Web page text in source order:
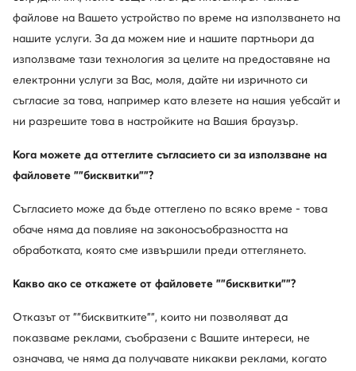
Нови
Sprandi
31,99 €
още 25% Код: SUMMER
Нови
BOSS
209,99€
файлове на Вашето устройство по време на използването на
нашите услуги. За да можем ние и нашите партньори да
използваме тази технология за целите на предоставяне на
електронни услуги за Вас, моля, дайте ни изричното си
съгласие за това, например като влезете на нашия уебсайт и
ни разрешите това в настройките на Вашия браузър.
Кога можете да оттеглите съгласието си за използване на
файловете ""бисквитки""?
Съгласието може да бъде оттеглено по всяко време - това
обаче няма да повлияе на законосъобразността на
обработката, която сме извършили преди оттеглянето.
Какво ако се откажете от файловете ""бисквитки""?
Отказът от ""бисквитките"", които ни позволяват да
показваме реклами, съобразени с Вашите интереси, не
означава, че няма да получавате никакви реклами, когато